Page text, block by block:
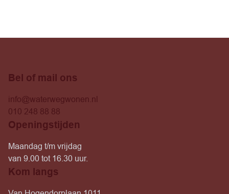
Bel of mail ons
info@waterwegwonen.nl
010 248 88 88
Openingstijden
Maandag t/m vrijdag
van 9.00 tot 16.30 uur.
Kom langs